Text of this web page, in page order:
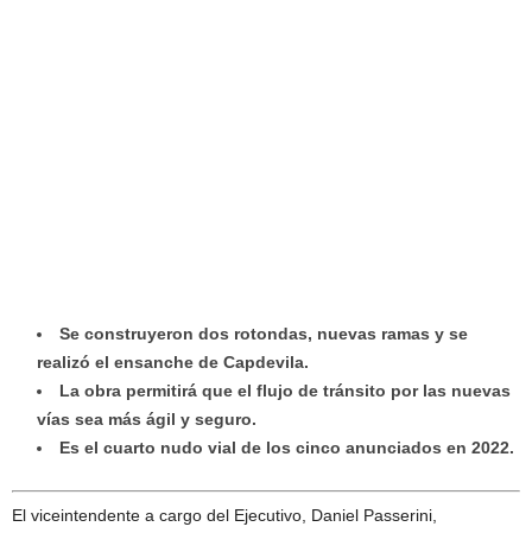
Se construyeron dos rotondas, nuevas ramas y se
realizó el ensanche de Capdevila.
La obra permitirá que el flujo de tránsito por las nuevas
vías sea más ágil y seguro.
Es el cuarto nudo vial de los cinco anunciados en 2022.
El viceintendente a cargo del Ejecutivo, Daniel Passerini,